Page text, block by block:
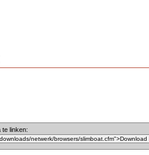
te linken: